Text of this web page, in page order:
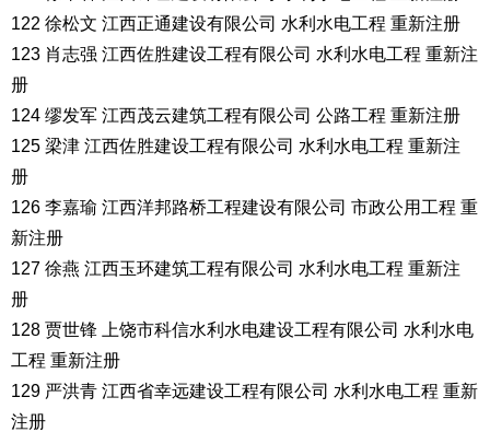
122 徐松文 江西正通建设有限公司 水利水电工程 重新注册
123 肖志强 江西佐胜建设工程有限公司 水利水电工程 重新注
册
124 缪发军 江西茂云建筑工程有限公司 公路工程 重新注册
125 梁津 江西佐胜建设工程有限公司 水利水电工程 重新注
册
126 李嘉瑜 江西洋邦路桥工程建设有限公司 市政公用工程 重
新注册
127 徐燕 江西玉环建筑工程有限公司 水利水电工程 重新注
册
128 贾世锋 上饶市科信水利水电建设工程有限公司 水利水电
工程 重新注册
129 严洪青 江西省幸远建设工程有限公司 水利水电工程 重新
注册